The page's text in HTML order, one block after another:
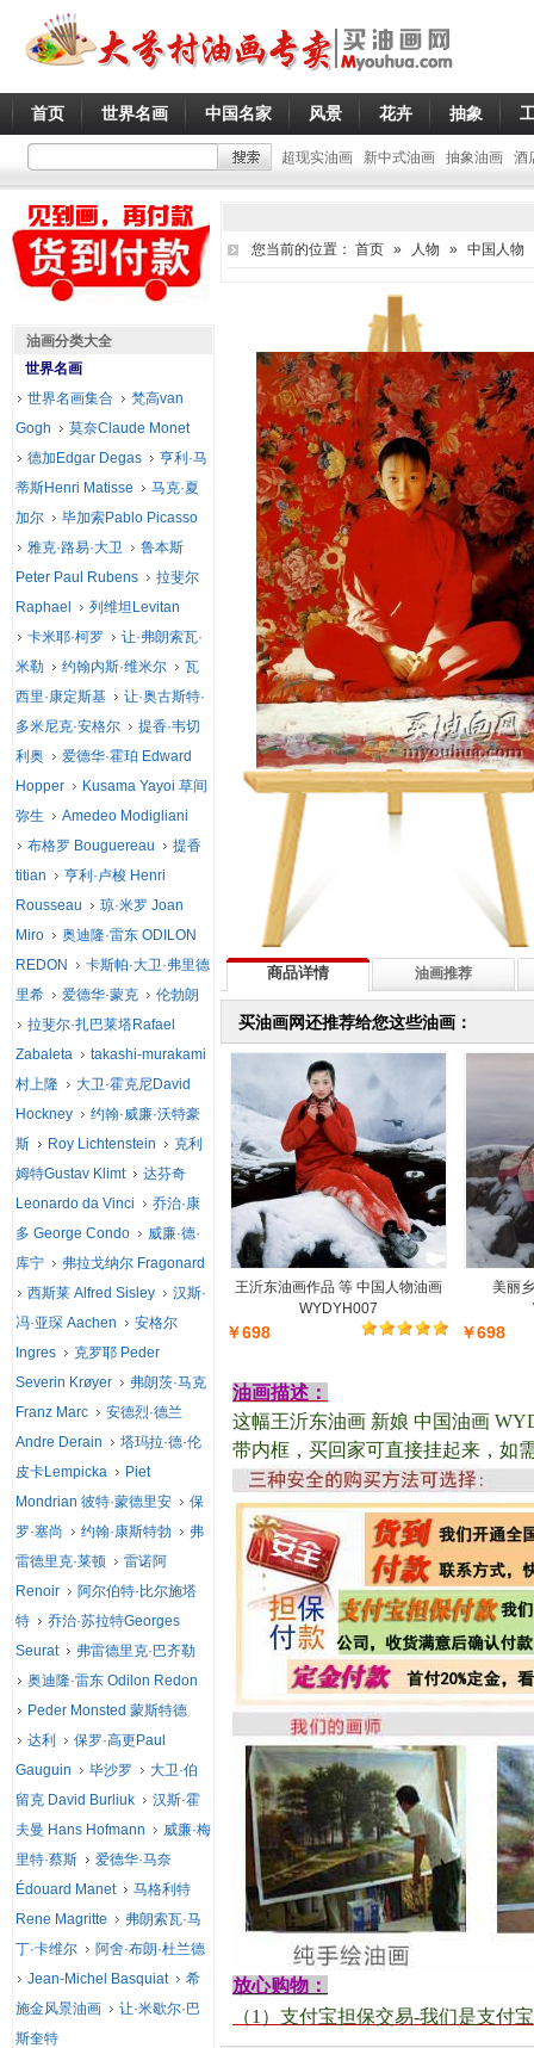
首页 世界名画 中国名家 风景 花卉 抽象
超现实油画 新中式油画 抽象油画 酒
您当前的位置： 首页 » 人物 » 中国人物
商品详情 油画推荐
买油画网还推荐给您这些油画：
王沂东油画作品 等 中国人物油画
WYDYH007
￥698
美丽
￥698
油画描述：
这幅王沂东油画 新娘 中国油画
带内框，买回家可直接挂起来，如
放心购物：
（1 ）支付宝担保交易-我们是支付
油画分类大全
世界名画
世界名画集合
梵高van
Gogh
莫奈Claude Monet
德加Edgar Degas
亨利·马
蒂斯Henri Matisse
马克·夏
加尔
毕加索Pablo Picasso
雅克·路易·大卫
鲁本斯
Peter Paul Rubens
拉斐尔
Raphael
列维坦Levitan
卡米耶·柯罗
让·弗朗索瓦·
米勒
约翰内斯·维米尔
瓦
西里·康定斯基
让·奥古斯特·
多米尼克·安格尔
提香·韦切
利奥
爱德华·霍珀 Edward
Hopper
Kusama Yayoi 草间
弥生
Amedeo Modigliani
布格罗 Bouguereau
提香
titian
亨利·卢梭 Henri
Rousseau
琼·米罗 Joan
Miro
奥迪隆·雷东 ODILON
REDON
卡斯帕·大卫·弗里德
里希
爱德华·蒙克
伦勃朗
拉斐尔·扎巴莱塔Rafael
Zabaleta
takashi-murakami
村上隆
大卫·霍克尼David
Hockney
约翰·威廉·沃特豪
斯
Roy Lichtenstein
克利
姆特Gustav Klimt
达芬奇
Leonardo da Vinci
乔治·康
多 George Condo
威廉·德·
库宁
弗拉戈纳尔 Fragonard
西斯莱 Alfred Sisley
汉斯·
冯·亚琛 Aachen
安格尔
Ingres
克罗耶 Peder
Severin Krøyer
弗朗茨·马克
Franz Marc
安德烈·德兰
Andre Derain
塔玛拉·德·伦
皮卡Lempicka
Piet
Mondrian 彼特·蒙德里安
保
罗·塞尚
约翰·康斯特勃
弗
雷德里克·莱顿
雷诺阿
Renoir
阿尔伯特·比尔施塔
特
乔治·苏拉特Georges
Seurat
弗雷德里克·巴齐勒
奥迪隆·雷东 Odilon Redon
Peder Monsted 蒙斯特德
达利
保罗·高更Paul
Gauguin
毕沙罗
大卫·伯
留克 David Burliuk
汉斯·霍
夫曼 Hans Hofmann
威廉·梅
里特·蔡斯
爱德华·马奈
Édouard Manet
马格利特
Rene Magritte
弗朗索瓦·马
丁·卡维尔
阿舍·布朗·杜兰德
Jean-Michel Basquiat
希
施金风景油画
让·米歇尔·巴
斯奎特